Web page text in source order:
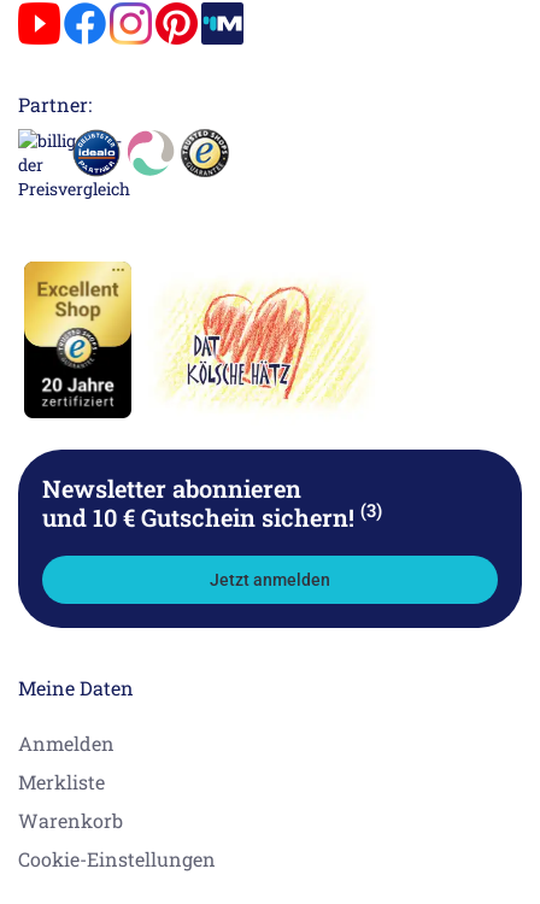
Partner:
Newsletter abonnieren
und 10 € Gutschein sichern! (3)
Jetzt anmelden
Meine Daten
Anmelden
Merkliste
Warenkorb
Cookie-Einstellungen